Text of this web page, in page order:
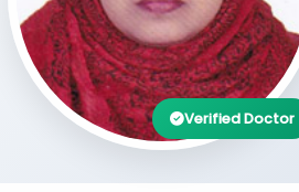
Verified Doctor